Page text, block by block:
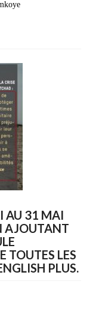
AU 31 MAI
AJOUTANT
TOUTES LES
PLUS.